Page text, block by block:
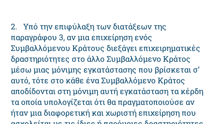
2. Υπό την επιφύλαξη των διατάξεων της
παραγράφου 3, αν μια επιχείρηση ενός
Συμβαλλόμενου Κράτους διεξάγει επιχειρηματικές
δραστηριότητες στο άλλο Συμβαλλόμενο Κράτος
μέσω μιας μόνιμης εγκατάστασης που βρίσκεται σ’
αυτό, τότε στο κάθε ένα Συμβαλλόμενο Κράτος
αποδίδονται στη μόνιμη αυτή εγκατάσταση τα κέρδη
τα οποία υπολογίζεται ότι θα πραγματοποιούσε αν
ήταν μια διαφορετική και χωριστή επιχείρηση που